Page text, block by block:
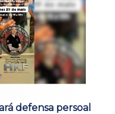
defensa persoal